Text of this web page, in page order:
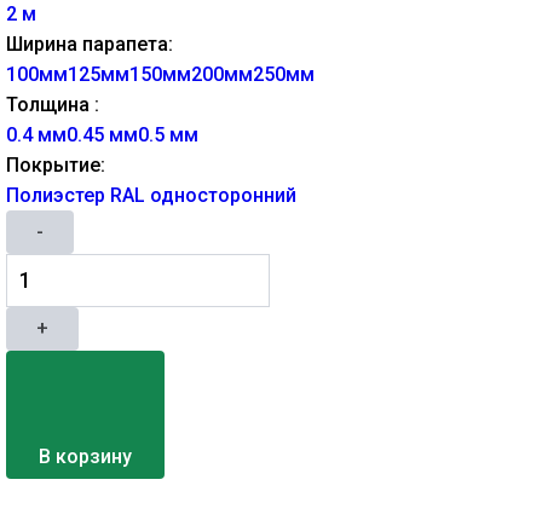
2 м
Ширина парапета:
100мм125мм150мм200мм250мм
Толщина :
0.4 мм0.45 мм0.5 мм
Покрытие:
Полиэстер RAL односторонний
-
+
В корзину